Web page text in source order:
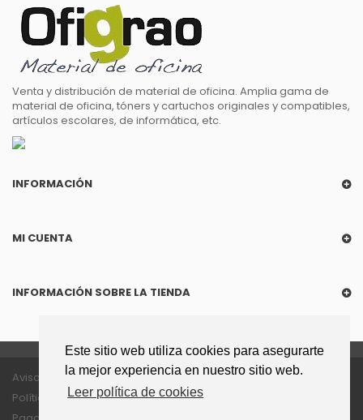
Este sitio web utiliza cookies para asegurarte
la mejor experiencia en nuestro sitio web.
Leer política de cookies
Venta y distribución de material de oficina. Amplia gama de
material de oficina, tóners y cartuchos originales y compatibles,
artículos escolares, de informática, etc.
INFORMACIÓN
MI CUENTA
INFORMACIÓN SOBRE LA TIENDA
Aviso legal
Política de privacidad
Política de cookies
Política enlaces